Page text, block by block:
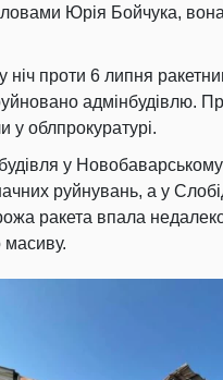
Юрія Бойчука,
ніч проти 6 липня
адмінбудівлю.
у облпрокуратурі.
у
руйнувань, а у
ракета впала
масиву.